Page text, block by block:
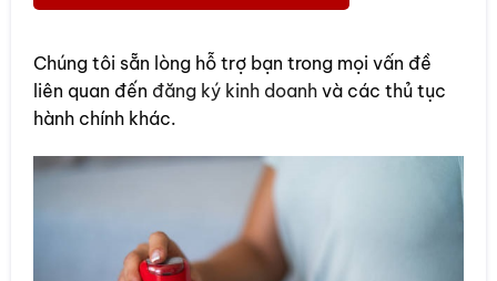
Chúng tôi sẵn lòng hỗ trợ bạn trong mọi vấn đề
liên quan đến đăng ký kinh doanhvà các thủ tục
hành chính khác.